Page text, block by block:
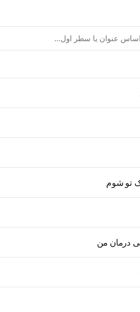
تو شوم
درمان من